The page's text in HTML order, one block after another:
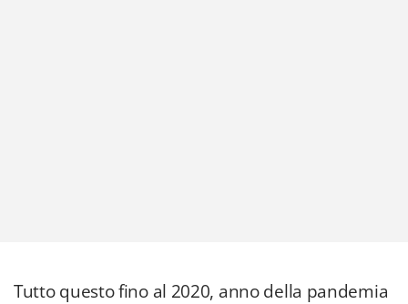
Tutto questo fino al 2020, anno della pandemia